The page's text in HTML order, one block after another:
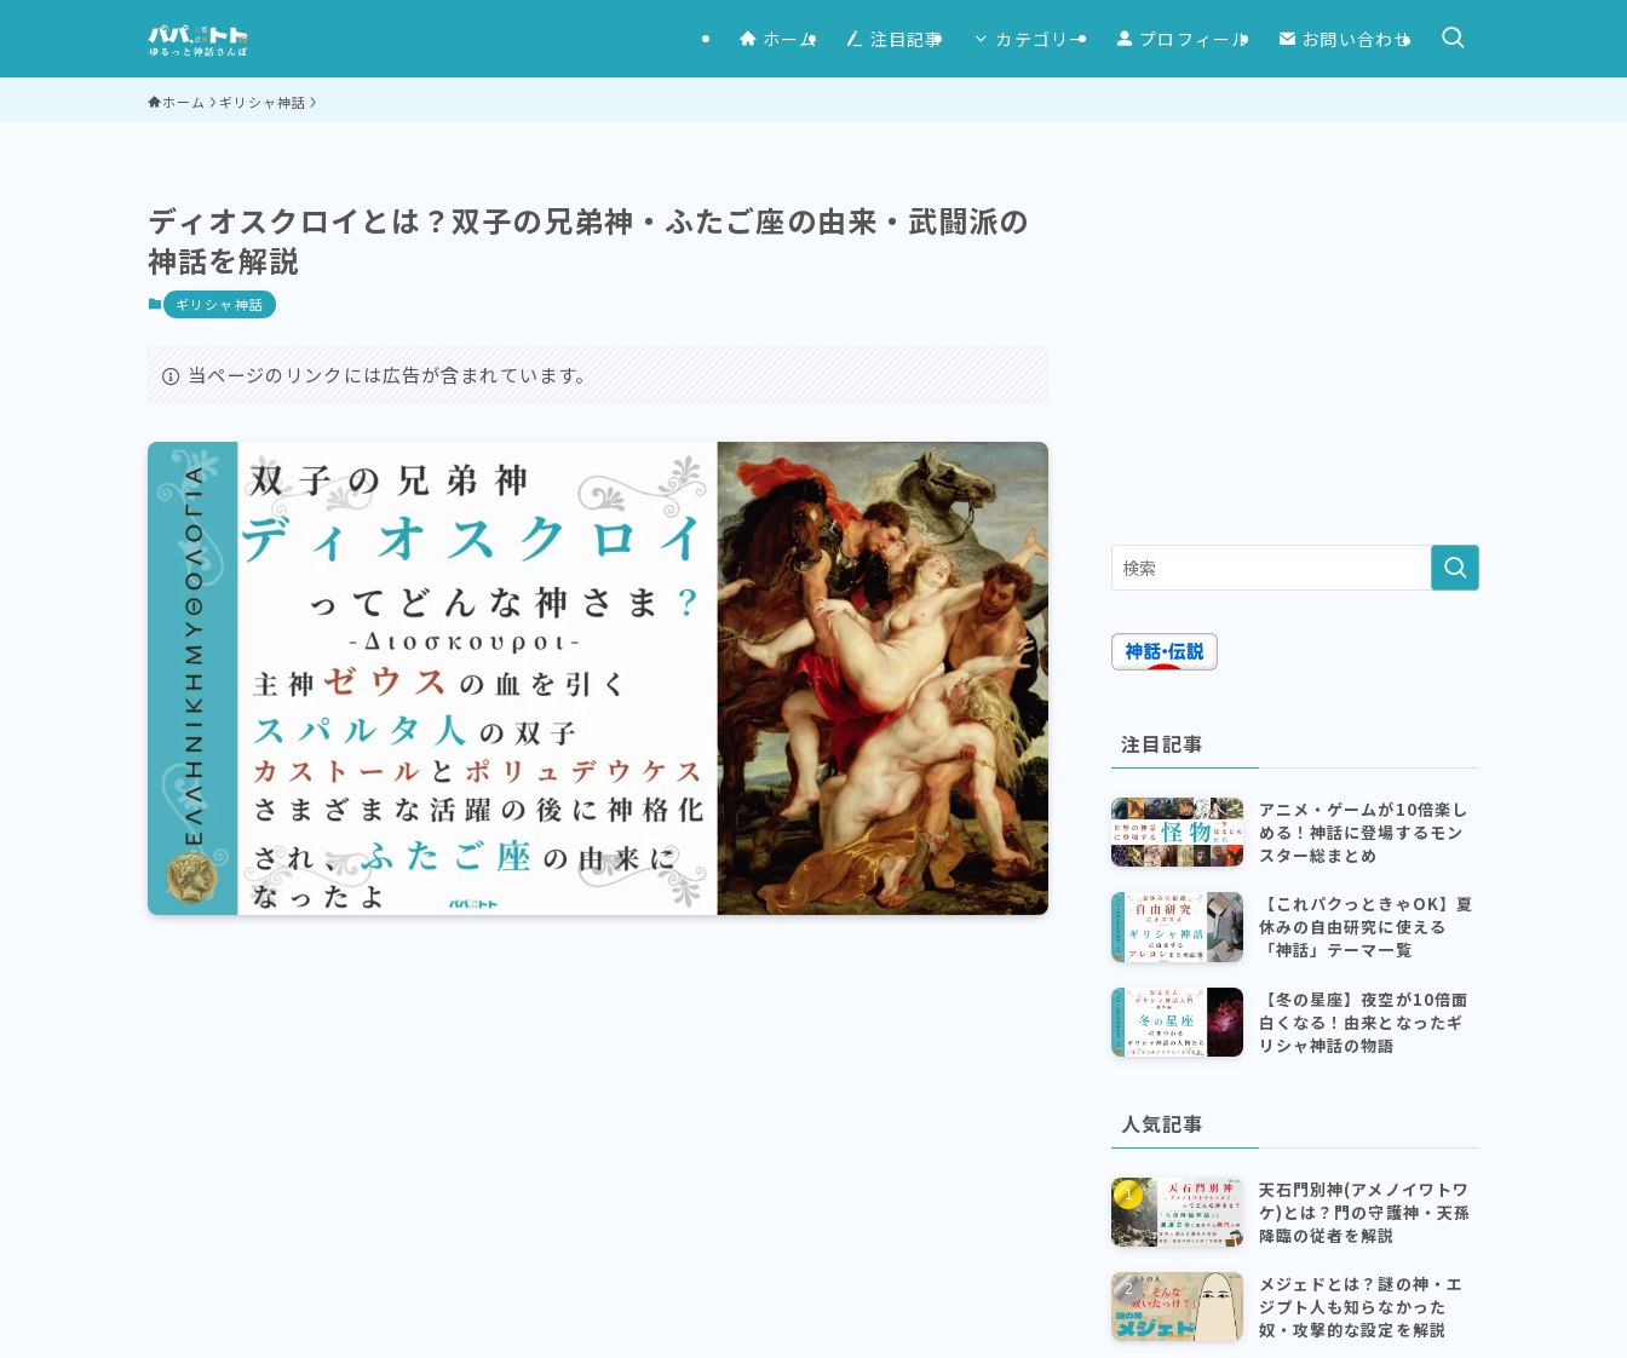
ホーム 注目記事 カテゴリー プロフィール お問い合わせ
ホーム ギリシャ神話
ディオスクロイとは？双子の兄弟神・ふたご座の由来・武闘派の
神話を解説
ギリシャ神話
当ページのリンクには広告が含まれています。
注目記事
アニメ・ゲームが10倍楽し
める！神話に登場するモン
スター総まとめ
【これパクっときゃOK】夏
休みの自由研究に使える
「神話」テーマ一覧
【冬の星座】夜空が10倍面
白くなる！由来となったギ
リシャ神話の物語
人気記事
天石門別神(アメノイワトワ
ケ)とは？門の守護神・天孫
降臨の従者を解説
メジェドとは？謎の神・エ
ジプト人も知らなかった
奴・攻撃的な設定を解説